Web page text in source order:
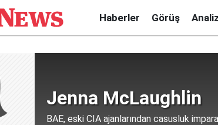
Haberler Görüş Analiz
Jenna McLaughlin
BAE, eski CIA ajanlarından casusluk